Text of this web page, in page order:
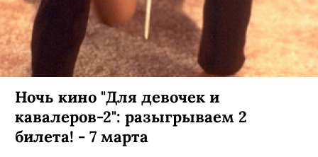
Ночь кино "Для девочек и
кавалеров-2": разыгрываем 2
билета! - 7 марта